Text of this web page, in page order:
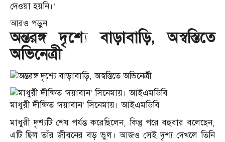
দেওয়া হয়নি।’
আরও পড়ুন
অন্তরঙ্গ দৃশ্যে বাড়াবাড়ি, অস্বস্তিতে
অভিনেত্রী
মাধুরী দীক্ষিত ‘দয়াবান’ সিনেমায়। আইএমডিবি
মাধুরী দৃশ্যটি শেষ পর্যন্ত করেছিলেন, কিন্তু পরে বহুবার বলেছেন,
এটি ছিল তাঁর জীবনের বড় ভুল। আজও সেই দৃশ্য দেখলে তিনি